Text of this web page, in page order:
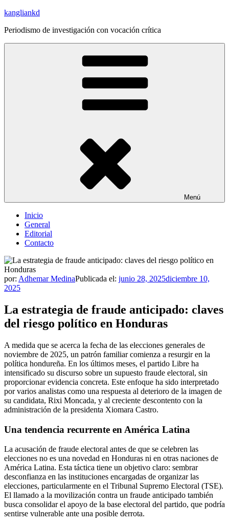
Saltar
contenido
kangliankd
Periodismo de investigación con vocación crítica
Menú
Inicio
General
Editorial
Contacto
por: Adhemar MedinaPublicada el: junio 28, 2025diciembre 10,
2025
La estrategia de fraude anticipado: claves
del riesgo político en Honduras
A medida que se acerca la fecha de las elecciones generales de
noviembre de 2025, un patrón familiar comienza a resurgir en la
política hondureña. En los últimos meses, el partido Libre ha
intensificado su discurso sobre un supuesto fraude electoral, sin
proporcionar evidencia concreta. Este enfoque ha sido interpretado
por varios analistas como una respuesta al deterioro de la imagen de
su candidata, Rixi Moncada, y al creciente descontento con la
administración de la presidenta Xiomara Castro.
Una tendencia recurrente en América Latina
La acusación de fraude electoral antes de que se celebren las
elecciones no es una novedad en Honduras ni en otras naciones de
América Latina. Esta táctica tiene un objetivo claro: sembrar
desconfianza en las instituciones encargadas de organizar las
elecciones, particularmente en el Tribunal Supremo Electoral (TSE).
El llamado a la movilización contra un fraude anticipado también
busca consolidar el apoyo de la base electoral del partido, que podría
sentirse vulnerable ante una posible derrota.